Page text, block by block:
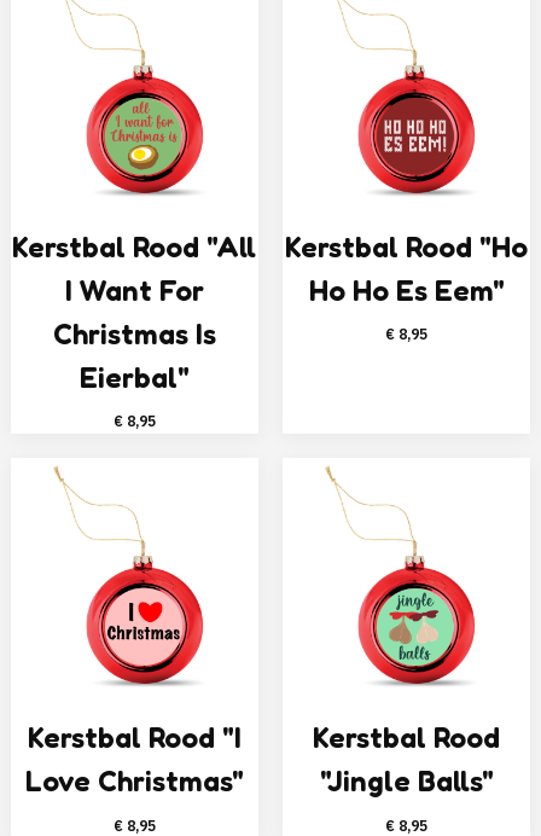
Kerstbal Rood "All
I Want For
Christmas Is
Eierbal"
€8,95
Kerstbal Rood "Ho
Ho Ho Es Eem"
€ 8,95
Kerstbal Rood "I
Love Christmas"
€8,95
Kerstbal Rood
"Jingle Balls"
€ 8,95